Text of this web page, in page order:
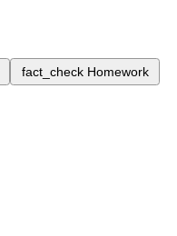
fact_check Homework